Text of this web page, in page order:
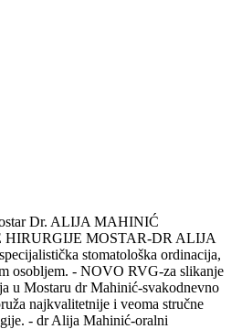
Dr. ALIJA MAHINIĆ
MOSTAR-DR ALIJA
stomatološka ordinacija,
osobljem. - NOVO RVG-za slikanje
u Mostaru dr Mahinić-svakodnevno
najkvalitetnije i veoma stručne
- dr Alija Mahinić-oralni